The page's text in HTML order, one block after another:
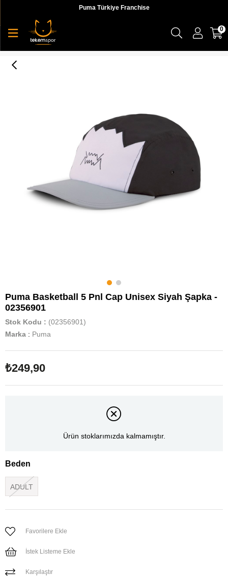
Puma Türkiye Franchise
0
Puma Basketball 5 Pnl Cap Unisex Siyah Şapka -
02356901
Stok Kodu
(02356901)
Marka : Puma
₺249,90
Ürün stoklarımızda kalmamıştır.
Beden
ADULT
Favorilere Ekle
İstek Listeme Ekle
Karşılaştır